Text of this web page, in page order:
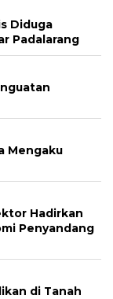
Diduga
Padalarang
Mengaku
Hadirkan
Penyandang
di Tanah